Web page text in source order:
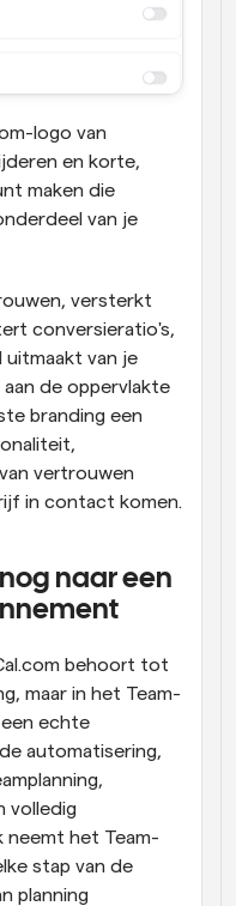
logo van
en korte,
maken die
van je
versterkt
conversieratio's,
uitmaakt van je
de oppervlakte
branding een
vertrouwen
in contact komen.
naar een
behoort tot
maar in het Team-
echte
automatisering,
volledig
neemt het Team-
stap van de
planning